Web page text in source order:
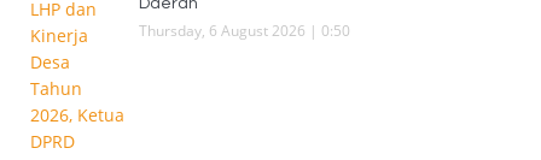
Daerah
Thursday, 6 August 2026 | 0:50